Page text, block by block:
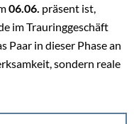
06.06. präsent ist,
im Trauringgeschäft
Paar in dieser Phase an
sondern reale